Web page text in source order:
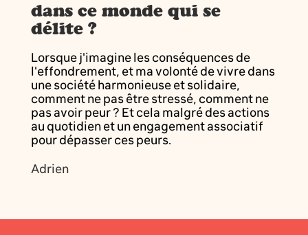
dans ce monde qui se
délite ?
Lorsque j'imagine les conséquences de
l'effondrement, et ma volonté de vivre dans
une société harmonieuse et solidaire,
comment ne pas être stressé, comment ne
pas avoir peur ? Et cela malgré des actions
au quotidien et un engagement associatif
pour dépasser ces peurs.
Adrien